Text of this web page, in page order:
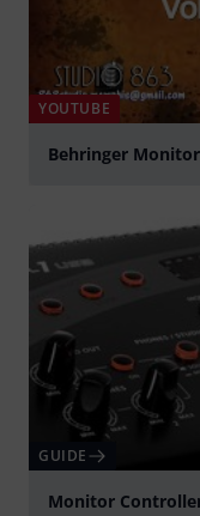
YOUTUBE
Behringer
GUIDE
Monitor